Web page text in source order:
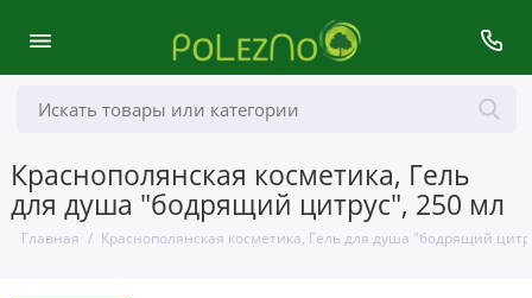
Краснополянская косметика, Гель
для душа "бодрящий цитрус", 250 мл
Главная Краснополянская косметика, Гель для душа "бодрящий